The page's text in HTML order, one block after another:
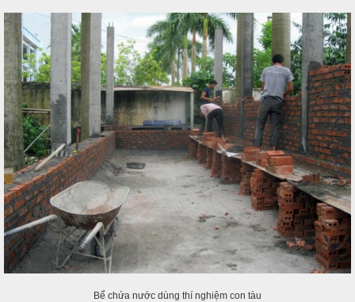
Bể chứa nước dùng thí nghiệm con tàu